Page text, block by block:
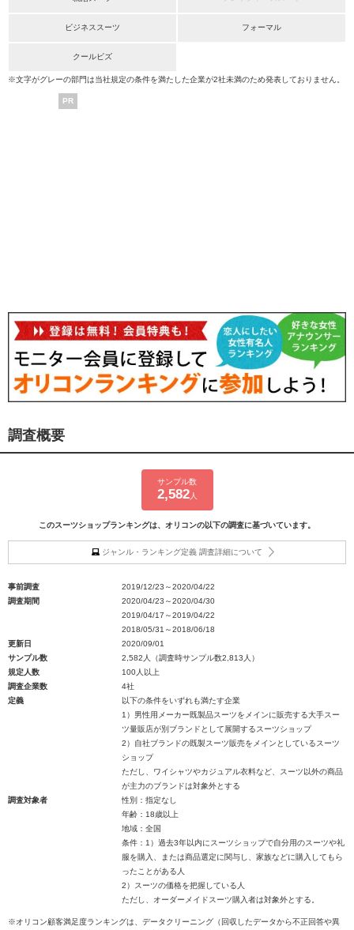
ビジネススーツ フォーマル
クールビズ
※文字がグレーの部門は当社規定の条件を満たした企業が2社未満のため発表しておりません。
PR
調査概要
サンプル数
2,582人
このスーツショップランキングは、オリコンの以下の調査に基づいています。
ジャンル・ランキング定義 調査詳細について
事前調査
2019/12/23～2020/04/22
調査期間
2020/04/23～2020/04/30
2019/04/17～2019/04/22
2018/05/31～2018/06/18
更新日
2020/09/01
サンプル数
2,582人（調査時サンプル数2,813人）
規定人数
100人以上
調査企業数
4社
定義
以下の条件をいずれも満たす企業
1）男性用メーカー既製品スーツをメインに販売する大手スー
ツ量販店が別ブランドとして展開するスーツショップ
2）自社ブランドの既製スーツ販売をメインとしているスーツ
ショップ
ただし、ワイシャツやカジュアル衣料など、スーツ以外の商品
が主力のブランドは対象外とする
調査対象者
性別：指定なし
年齢：18歳以上
地域：全国
条件：1）過去3年以内にスーツショップで自分用のスーツや礼
服を購入、または商品選定に関与し、家族などに購入してもら
ったことがある人
2）スーツの価格を把握している人
ただし、オーダーメイドスーツ購入者は対象外とする。
※オリコン顧客満足度ランキングは、データクリーニング（回収したデータから不正回答や異